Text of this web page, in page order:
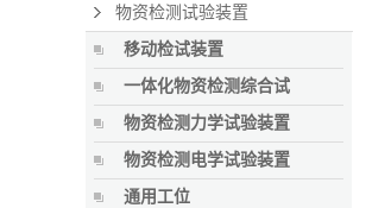
物资检测试验装置
移动检试装置
一体化物资检测综合试
物资检测力学试验装置
物资检测电学试验装置
通用工位